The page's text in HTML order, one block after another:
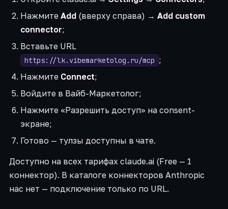
Нажмите Add (вверху справа) → Add custom
connector;
Вставьте URL
https://lk.vibemarketolog.ru/mcp ;
Нажмите Connect;
Войдите в Вайб-Маркетолог;
Нажмите «Разрешить доступ» на consent-
экране;
Готово — тулзы доступны в чате.
Доступно на всех тарифах claude.ai (Free — 1
коннектор). В каталоге коннекторов Anthropic
нас нет — подключение только по URL.